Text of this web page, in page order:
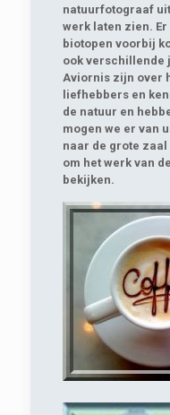
natuurfotograaf
werk laten zien.
biotopen voorbij
ook verschillende
Aviornis zijn over
liefhebbers en
de natuur en
mogen we er van
naar de grote
om het werk van
bekijken.